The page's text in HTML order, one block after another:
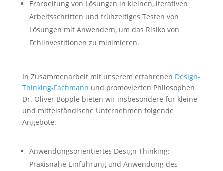
Erarbeitung von Lösungen in kleinen, iterativen
Arbeitsschritten und frühzeitiges Testen von
Lösungen mit Anwendern, um das Risiko von
Fehlinvestitionen zu minimieren.
In Zusammenarbeit mit unserem erfahrenen Design-
Thinking-Fachmann und promovierten Philosophen
Dr. Oliver Böpple bieten wir insbesondere für kleine
und mittelständische Unternehmen folgende
Angebote:
Anwendungsorientiertes Design Thinking:
Praxisnahe Einführung und Anwendung des